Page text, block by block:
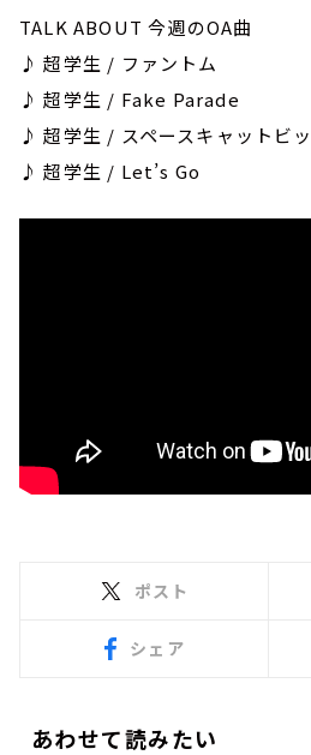
TALK ABOUT 今週のOA曲
♪ 超学生 / ファントム
♪ 超学生 / Fake Parade
♪ 超学生 / スペースキャットビ
♪ 超学生 / Let’s Go
ポスト
シェア
あわせて読みたい